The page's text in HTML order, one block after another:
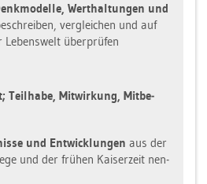
Wert­hal­tun­gen und
ver­glei­chen und auf
Le­bens­welt über­prü­fen
Teil­ha­be, Mit­wir­kung, Mit­be­
und Ent­wick­lun­gen aus der
und der frü­hen Kai­ser­zeit nen­